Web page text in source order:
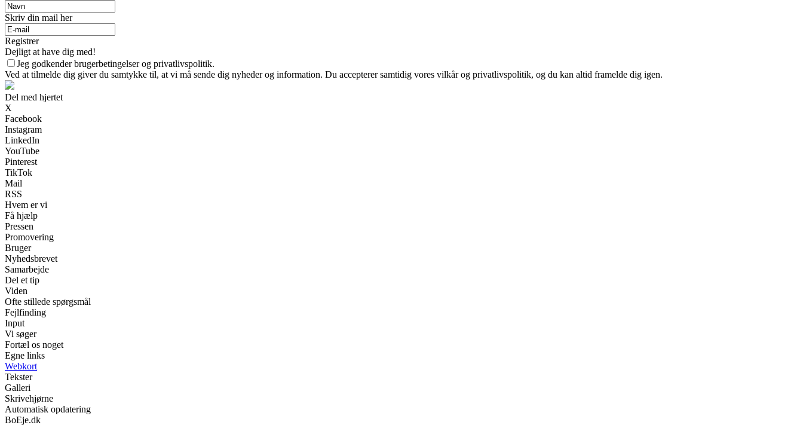
Skriv din mail her
Registrer
Dejligt at have dig med!
Jeg godkender brugerbetingelser og privatlivspolitik.
Ved at tilmelde dig giver du samtykke til, at vi må sende dig nyheder og information. Du accepterer samtidig vores vilkår og privatlivspolitik, og du kan altid framelde dig igen.
Del med hjertet
X
Facebook
Instagram
LinkedIn
YouTube
Pinterest
TikTok
Mail
RSS
Hvem er vi
Få hjælp
Pressen
Promovering
Bruger
Nyhedsbrevet
Samarbejde
Del et tip
Viden
Ofte stillede spørgsmål
Fejlfinding
Input
Vi søger
Fortæl os noget
Egne links
Webkort
Tekster
Galleri
Skrivehjørne
Automatisk opdatering
BoEje.dk